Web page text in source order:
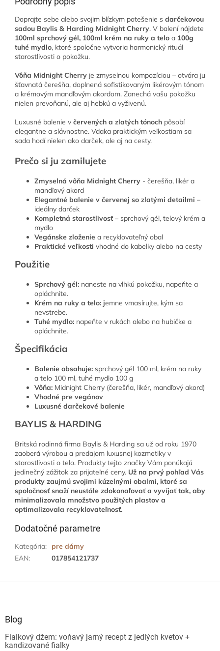
Doprajte sebe alebo svojim blízkym potešenie s darčekovou
sadou Baylis & Harding Midnight Cherry. V balení nájdete
100ml sprchový gél, 100ml krém na ruky a telo a 100g
tuhé mydlo, ktoré spoločne vytvoria harmonický rituál
starostlivosti o pokožku.
Vôňa Midnight Cherry je zmyselnou kompozíciou – otvára ju
šťavnatá čerešňa, doplnená sofistikovaným likérovým tónom
a krémovým mandľovým akordom. Zanechá vašu pokožku
nielen prevoňanú, ale aj hebkú a vyživenú.
Luxusné balenie v červených a zlatých tónoch pôsobí
elegantne a slávnostne. Vďaka praktickým veľkostiam sa
sada hodí nielen ako darček, ale aj na cesty.
Prečo si ju zamilujete
Zmyselná vôňa Midnight Cherry - čerešňa, likér a
mandľový akord
Elegantné balenie v červenej so zlatými detailmi –
ideálny darček
Kompletná starostlivosť – sprchový gél, telový krém a
mydlo
Vegánske zloženie a recyklovateľný obal
Praktické veľkosti vhodné do kabelky alebo na cesty
Použitie
Sprchový gél: naneste na vlhkú pokožku, napeňte a
opláchnite.
Krém na ruky a telo: jemne vmasírujte, kým sa
nevstrebe.
Tuhé mydlo: napeňte v rukách alebo na hubičke a
opláchnite.
Špecifikácia
Balenie obsahuje: sprchový gél 100 ml, krém na ruky
a telo 100 ml, tuhé mydlo 100 g
Vôňa: Midnight Cherry (čerešňa, likér, mandľový akord)
Vhodné pre vegánov
Luxusné darčekové balenie
BAYLIS & HARDING
Britská rodinná firma Baylis & Harding sa už od roku 1970
zaoberá výrobou a predajom luxusnej kozmetiky v
starostlivosti o telo. Produkty tejto značky Vám ponúkajú
jedinečný zážitok za prijateľné ceny. Už na prvý pohľad Vás
produkty zaujmú svojimi kúzelnými obalmi, ktoré sa
spoločnosť snaží neustále zdokonaľovať a vyvíjať tak, aby
minimalizovala množstvo použitých plastov a
optimalizovala recyklovateľnosť.
Dodatočné parametre
Kategória:
pre dámy
EAN: 017854121737
Blog
Fialkový džem: voňavý jarný recept z jedlých kvetov +
kandizované fialky